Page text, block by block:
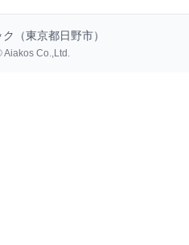
（東京都日野市）
Aiakos Co.,Ltd.